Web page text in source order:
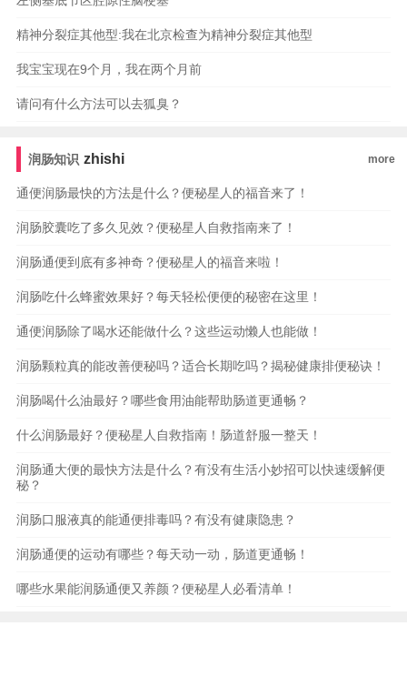
精神分裂症其他型:我在北京检查为精神分裂症其他型
我宝宝现在9个月，我在两个月前
请问有什么方法可以去狐臭？
润肠知识 zhishi more
通便润肠最快的方法是什么？便秘星人的福音来了！
润肠胶囊吃了多久见效？便秘星人自救指南来了！
润肠通便到底有多神奇？便秘星人的福音来啦！
润肠吃什么蜂蜜效果好？每天轻松便便的秘密在这里！
通便润肠除了喝水还能做什么？这些运动懒人也能做！
润肠颗粒真的能改善便秘吗？适合长期吃吗？揭秘健康排便秘诀！
润肠喝什么油最好？哪些食用油能帮助肠道更通畅？
什么润肠最好？便秘星人自救指南！肠道舒服一整天！
润肠通大便的最快方法是什么？有没有生活小妙招可以快速缓解便
秘？
润肠口服液真的能通便排毒吗？有没有健康隐患？
润肠通便的运动有哪些？每天动一动，肠道更通畅！
哪些水果能润肠通便又养颜？便秘星人必看清单！